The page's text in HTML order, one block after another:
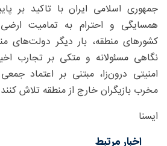
جمهوری اسلامی ایران با تاکید بر
همسایگی و احترام به تمامیت
کشورهای منطقه، بار دیگر دولت‌های
نگاهی مسئولانه و متکی بر تجارب
امنیتی درون‌زا، مبتنی بر اعتماد
مخرب بازیگران خارج از منطقه تلاش
ایسنا
اخبار مرتبط